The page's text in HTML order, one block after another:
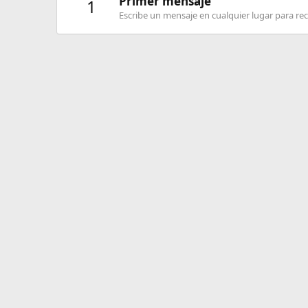
1 Escribe un mensaje en cualquier lugar para